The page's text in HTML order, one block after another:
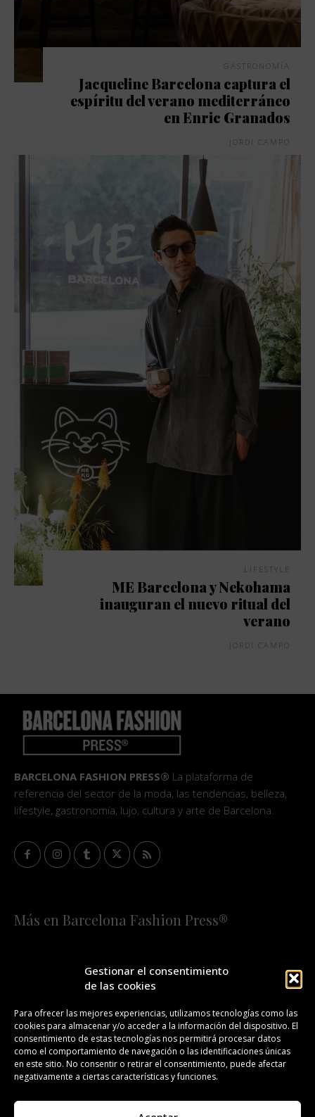
Gestionar el consentimiento
de las cookies
Para ofrecer las mejores experiencias, utilizamos tecnologías como las
cookies para almacenar y/o acceder a la información del dispositivo. El
consentimiento de estas tecnologías nos permitirá procesar datos
como el comportamiento de navegación o las identificaciones únicas
en este sitio. No consentir o retirar el consentimiento, puede afectar
negativamente a ciertas características y funciones.
GASTRONOMÍA
Jacqueline Barcelona captura el
espíritu del verano mediterráneo
en Enric Granados
JORDI CAMPO
LIFESTYLE
ME Barcelona y Nekohama
inauguran el nuevo ritual del
verano
JORDI CAMPO
BARCELONA FASHION PRESS® La plataforma de
referencia del sector de la moda, las tendencias, belleza,
lifestyle, gastronomía, lujo, cultura y arte de Barcelona.
Más en Barcelona Fashion Press®
¡SUSCRÍBETE A NUESTRA FASHION NEWS!
CONTACTO REDACCIÓN PUBLICIDAD
ISSN 2385-4839 DL B 27443-2014